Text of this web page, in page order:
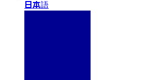
日本語